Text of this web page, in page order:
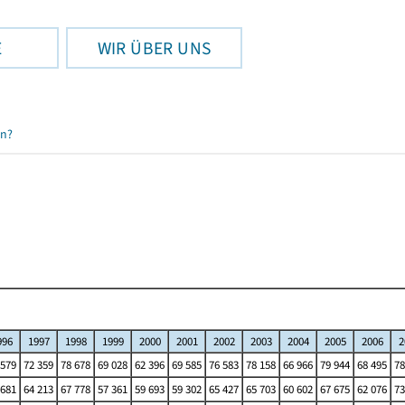
WIR ÜBER UNS
1997 1998 1999 2000 2001 2002 2003 2004 2005 2006
72 359 78 678 69 028 62 396 69 585 76 583 78 158 66 966 79 944 68 495
64 213 67 778 57 361 59 693 59 302 65 427 65 703 60 602 67 675 62 076